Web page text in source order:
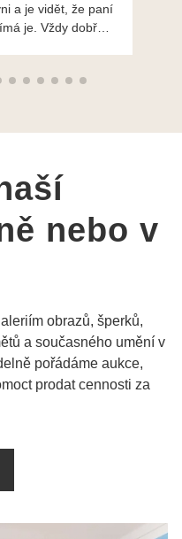
a je vidět, že paní
je. Vždy dobře a
- na požádání
nebo v
obrazů, šperků,
a současného umění v
pořádáme aukce,
prodat cennosti za